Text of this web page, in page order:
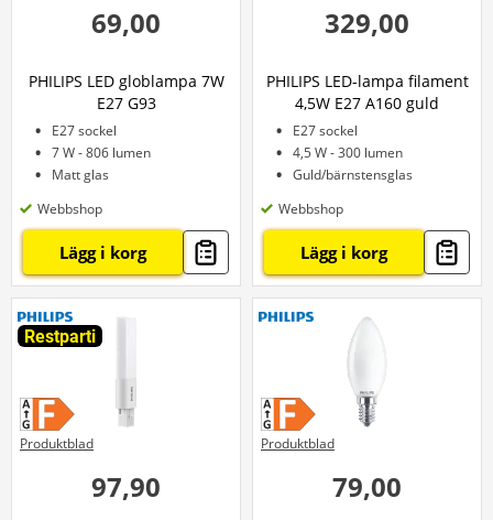
69,00
PHILIPS LED globlampa 7W
E27 G93
E27 sockel
7 W - 806 lumen
Matt glas
Webbshop
Lägg i korg
329,00
PHILIPS LED-lampa filament
4,5W E27 A160 guld
E27 sockel
4,5 W - 300 lumen
Guld/bärnstensglas
Webbshop
Lägg i korg
Restparti
97,90
Produktblad
79,00
Produktblad